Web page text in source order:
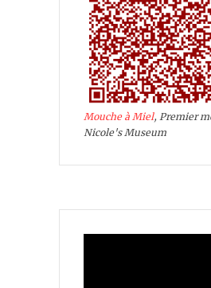
Mouche à Miel, Premier
Nicole's Museum